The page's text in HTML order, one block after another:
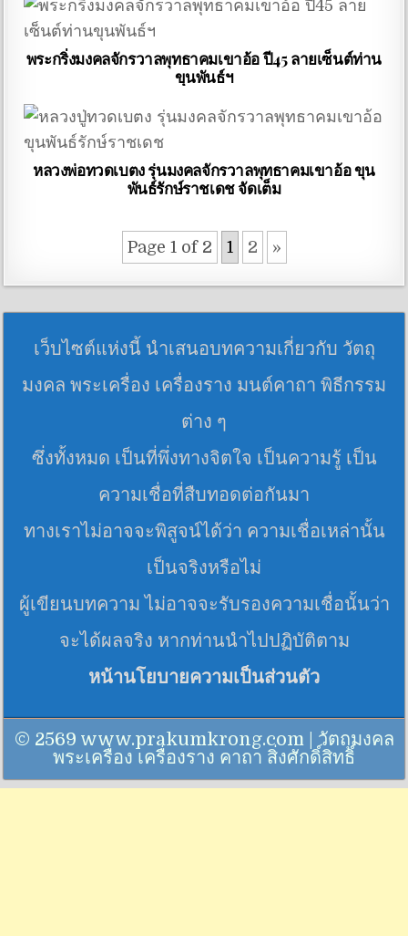
พระกริ่งมงคลจักรวาลพุทธาคมเขาอ้อ ปี45 ลายเซ็นต์ท่าน
ขุนพันธ์ฯ
หลวงพ่อทวดเบตง รุ่นมงคลจักรวาลพุทธาคมเขาอ้อ ขุน
พันธ์รักษ์ราชเดช จัดเต็ม
Page 1 of 2 1 2 »
เว็บไซต์แห่งนี้ นำเสนอบทความเกี่ยวกับ วัตถุ
มงคล พระเครื่อง เครื่องราง มนต์คาถา พิธีกรรม
ต่าง ๆ
ซึ่งทั้งหมด เป็นที่พึ่งทางจิตใจ เป็นความรู้ เป็น
ความเชื่อที่สืบทอดต่อกันมา
ทางเราไม่อาจจะพิสูจน์ได้ว่า ความเชื่อเหล่านั้น
เป็นจริงหรือไม่
ผู้เขียนบทความ ไม่อาจจะรับรองความเชื่อนั้นว่า
จะได้ผลจริง หากท่านนำไปปฏิบัติตาม
หน้านโยบายความเป็นส่วนตัว
© 2569 www.prakumkrong.com | วัตถุมงคล
พระเครื่อง เครื่องราง คาถา สิ่งศักดิ์สิทธิ์